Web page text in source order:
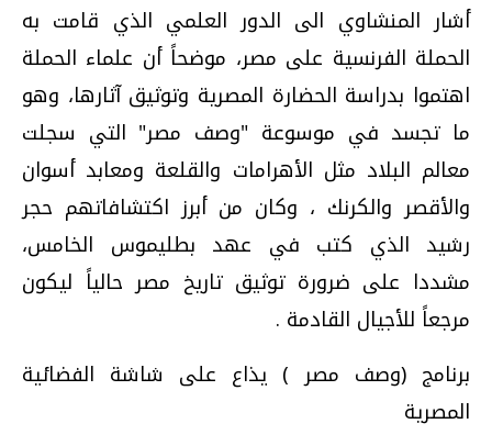
أشار المنشاوي الى الدور العلمي الذي قامت به
الحملة الفرنسية على مصر، موضحاً أن علماء الحملة
اهتموا بدراسة الحضارة المصرية وتوثيق آثارها، وهو
ما تجسد في موسوعة "وصف مصر" التي سجلت
معالم البلاد مثل الأهرامات والقلعة ومعابد أسوان
والأقصر والكرنك ، وكان من أبرز اكتشافاتهم حجر
رشيد الذي كتب في عهد بطليموس الخامس،
مشددا على ضرورة توثيق تاريخ مصر حالياً ليكون
مرجعاً للأجيال القادمة .
برنامج (وصف مصر ) يذاع على شاشة الفضائية
المصرية